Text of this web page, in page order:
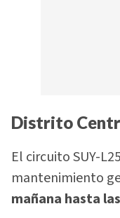
Distrito
El circuito SUY-
mantenimiento
mañana hasta